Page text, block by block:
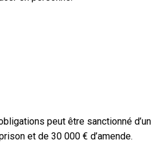
peut être sanctionné d’un
et de 30 000 € d’amende.